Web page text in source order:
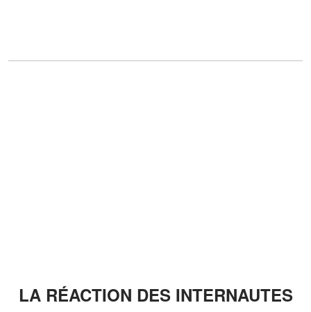
LA RÉACTION DES INTERNAUTES